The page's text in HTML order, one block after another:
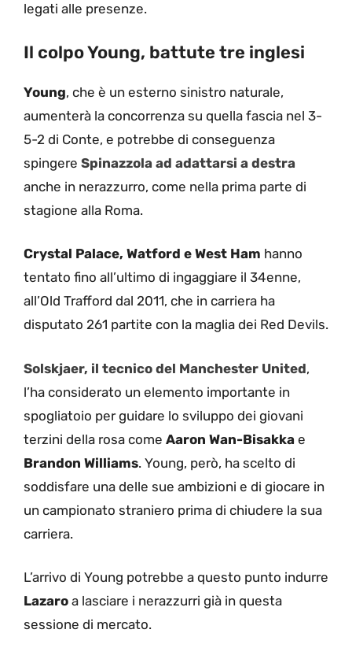
legati alle presenze.
Il colpo Young, battute tre inglesi
Young, che è un esterno sinistro naturale,
aumenterà la concorrenza su quella fascia nel 3-
5-2 di Conte, e potrebbe di conseguenza
spingere Spinazzola ad adattarsi a destra
anche in nerazzurro, come nella prima parte di
stagione alla Roma.
Crystal Palace, Watford e West Ham hanno
tentato fino all’ultimo di ingaggiare il 34enne,
all’Old Trafford dal 2011, che in carriera ha
disputato 261 partite con la maglia dei Red Devils.
Solskjaer, il tecnico del Manchester United,
l’ha considerato un elemento importante in
spogliatoio per guidare lo sviluppo dei giovani
terzini della rosa come Aaron Wan-Bisakka e
Brandon Williams. Young, però, ha scelto di
soddisfare una delle sue ambizioni e di giocare in
un campionato straniero prima di chiudere la sua
carriera.
L’arrivo di Young potrebbe a questo punto indurre
Lazaro a lasciare i nerazzurri già in questa
sessione di mercato.